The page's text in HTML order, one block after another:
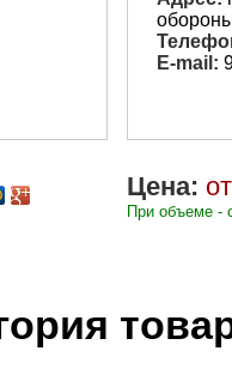
E-mail:
Цена:
При объеме -